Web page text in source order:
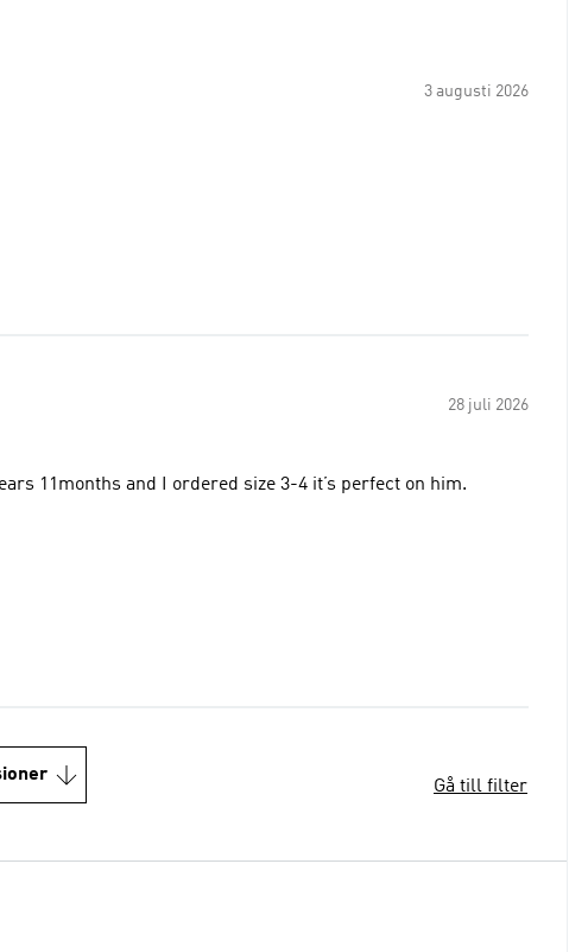
3 augusti 2026
28 juli 2026
11months and I ordered size 3-4 it’s perfect on him.
Gå till filter